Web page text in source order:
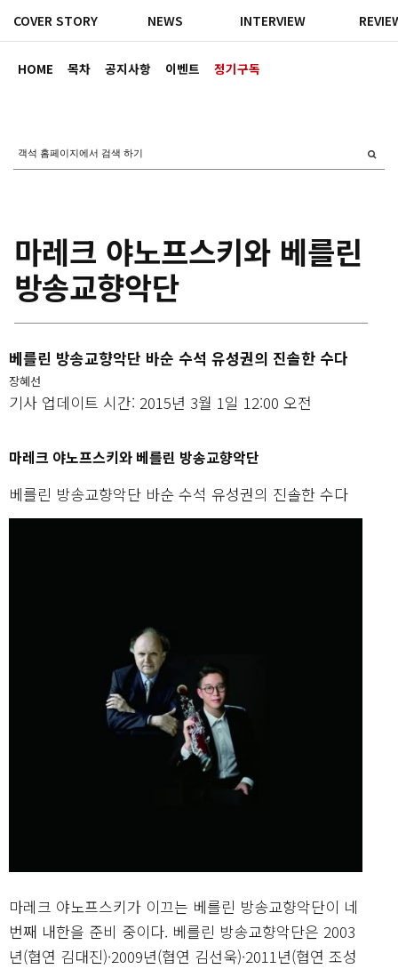
HOME 목차 공지사항 이벤트 정기구독
COVER STORY NEWS INTERVIEW
마레크 야노프스키와 베를린
방송교향악단
베를린 방송교향악단 바순 수석 유성권의 진솔한 수다
장혜선
기사 업데이트 시간: 2015년 3월 1일 12:00 오전
마레크 야노프스키와 베를린 방송교향악단
베를린 방송교향악단 바순 수석 유성권의 진솔한 수다
마레크 야노프스키가 이끄는 베를린 방송교향악단이 네
번째 내한을 준비 중이다. 베를린 방송교향악단은 2003
년(협연 김대진)·2009년(협연 김선욱)·2011년(협연 조성